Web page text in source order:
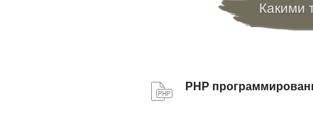
Какими
PHP